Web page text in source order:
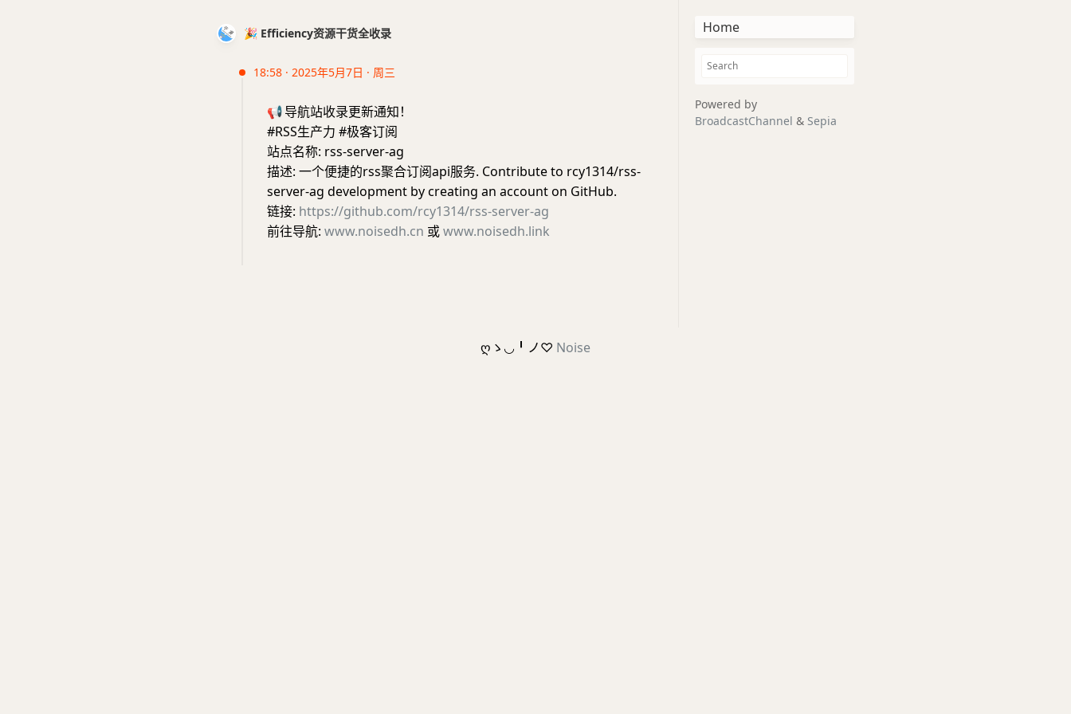
🎉 Efficiency资源干货全收录
18:58 · 2025年5月7日 · 周三
📢导航站收录更新通知！
#RSS生产力 #极客订阅
站点名称: rss-server-ag
描述: 一个便捷的rss聚合订阅api服务. Contribute to rcy1314/rss-
server-ag development by creating an account on GitHub.
链接: https://github.com/rcy1314/rss-server-ag
前往导航: www.noisedh.cn 或www.noisedh.link
Home
Powered by
BroadcastChannel & Sepia
ღゝ◡╹ノ♡ Noise